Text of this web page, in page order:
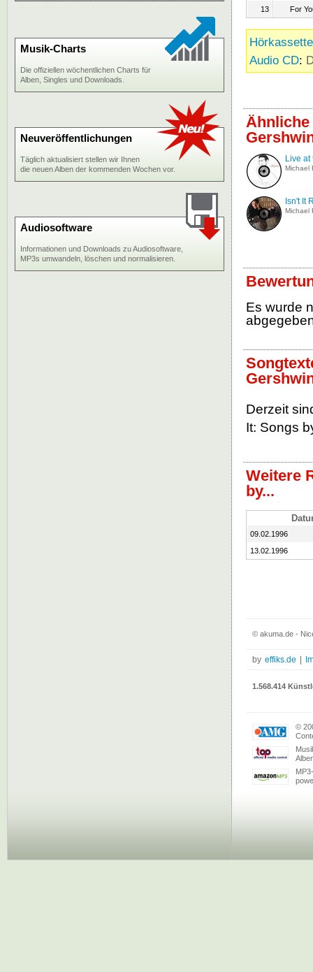
13
For
Hörkassette
Audio CD:
Ähnliche
Live
Michael
Isn't It
Michael
Es wurde
Derzeit
It: Songs
Weitere
by...
09.02.1996
13.02.1996
Musik-Charts
Die offiziellen wöchentlichen Charts für
Alben, Singles und Downloads.
Neuveröffentlichungen
Täglich aktualisiert stellen wir Ihnen
die neuen Alben der kommenden Wochen vor.
Audiosoftware
Informationen und Downloads zu Audiosoftware,
MP3s umwandeln, löschen und normalisieren.
© akuma.de -
by effiks.de
1.568.414
©